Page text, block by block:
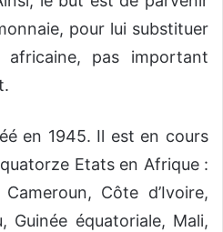
pour lui substituer
africaine, pas important
en 1945. Il est en cours
Etats en Afrique :
Côte d’Ivoire,
Guinée équatoriale, Mali,